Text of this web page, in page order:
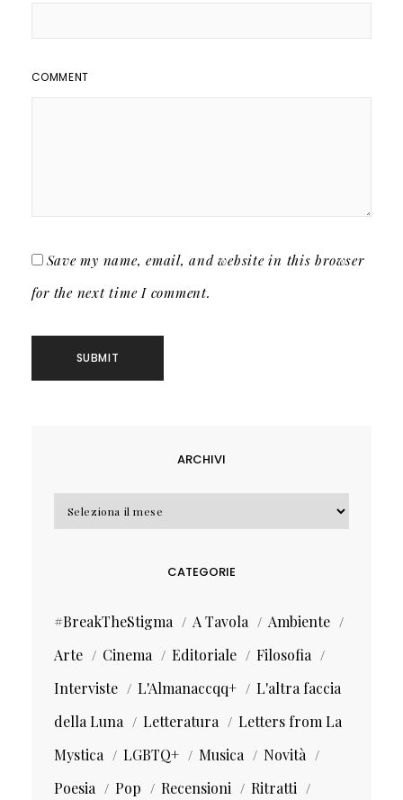
COMMENT
Save my name, email, and website in this browser
for the next time I comment.
ARCHIVI
CATEGORIE
#BreakTheStigma A Tavola
Ambiente
Arte
Cinema Editoriale
Filosofia
Interviste
L'Almanaccqq+
L'altra faccia
della Luna
Letteratura
Letters from La
Mystica
LGBTQ+ Musica
Novità
Poesia
Pop Recensioni
Ritratti